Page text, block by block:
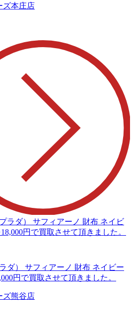
ズ本庄店
ダ） サフィアーノ 財布 ネイビー
円で買取させて頂きました。
ズ熊谷店